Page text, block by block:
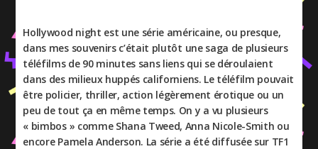
Hollywood night est une série américaine, ou presque,
dans mes souvenirs c’était plutôt une saga de plusieurs
téléfilms de 90 minutes sans liens qui se déroulaient
dans des milieux huppés californiens. Le téléfilm pouvait
être policier, thriller, action légèrement érotique ou un
peu de tout ça en même temps. On y a vu plusieurs
« bimbos » comme Shana Tweed, Anna Nicole-Smith ou
encore Pamela Anderson. La série a été diffusée sur TF1